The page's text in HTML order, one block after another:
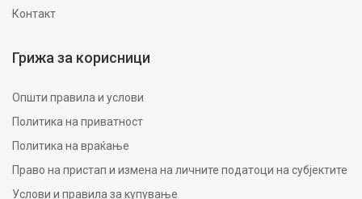
Контакт
Грижа за корисници
Општи правила и услови
Политика на приватност
Политика на враќање
Право на пристап и измена на личните податоци на субјектите
Услови и правила за купување